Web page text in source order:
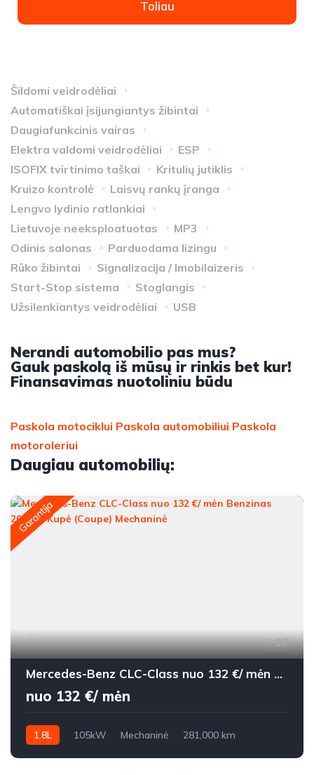
Toliau
Šildomi veidrodėliai
Automatiškai įsijungiantys žibintai
Daugiafunkcinis vairas
Elektra valdomi veidrodėliai
ESP
ISOFIX tvirtinimo taškai
Kritulių jutiklis
Kruizo kontrolė
Laisvų rankų įranga
Lengvo lydinio ratlankiai
Lietuvoje neeksploatuotas
MP3
Odinis salonas
Parduodama lizingu
Rūko žibintai
Signalizacija / Imobilaizeris
Start-Stop sistema
Stoglangis
Užsilenkiantys veidrodėliai
USB
Nerandi automobilio pas mus?
Gauk paskolą iš mūsų ir rinkis bet kur!
Finansavimas nuotoliniu būdu
Paskola motociklui Paskola automobiliui Paskola
motoroleriui
Daugiau automobilių:
Garantija
27
Mercedes-Benz CLC-Class nuo 132 €/ mėn Benzinas 2008m. Kupė (Coupe) Mechaninė
nuo 132 €/ mėn
1.8L 105kW Mechaninė
281,000 km